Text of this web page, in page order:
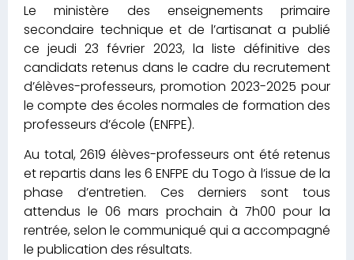
Le ministère des enseignements primaire
secondaire technique et de l’artisanat a publié
ce jeudi 23 février 2023, la liste définitive des
candidats retenus dans le cadre du recrutement
d’élèves-professeurs, promotion 2023-2025 pour
le compte des écoles normales de formation des
professeurs d’école (ENFPE).
Au total, 2619 élèves-professeurs ont été retenus
et repartis dans les 6 ENFPE du Togo à l’issue de la
phase d’entretien. Ces derniers sont tous
attendus le 06 mars prochain à 7h00 pour la
rentrée, selon le communiqué qui a accompagné
le publication des résultats.